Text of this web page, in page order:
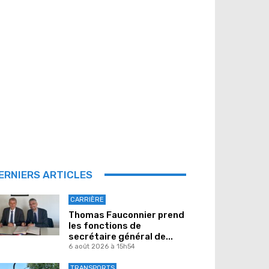
ARTICLES
CARRIÈRE
Thomas Fauconnier prend
les fonctions de
secrétaire général de...
6 août 2026 à 15h54